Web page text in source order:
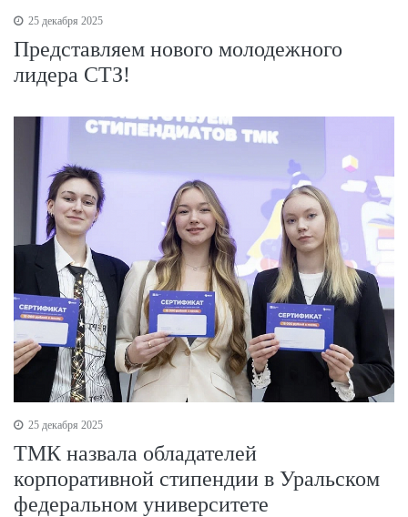
25 декабря 2025
Представляем нового молодежного
лидера СТЗ!
25 декабря 2025
ТМК назвала обладателей
корпоративной стипендии в Уральском
федеральном университете